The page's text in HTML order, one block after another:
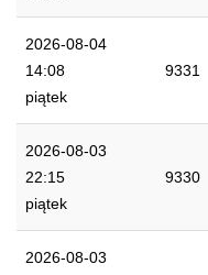
2026-08-04
14:08
piątek
9331
2026-08-03
22:15
piątek
9330
2026-08-03